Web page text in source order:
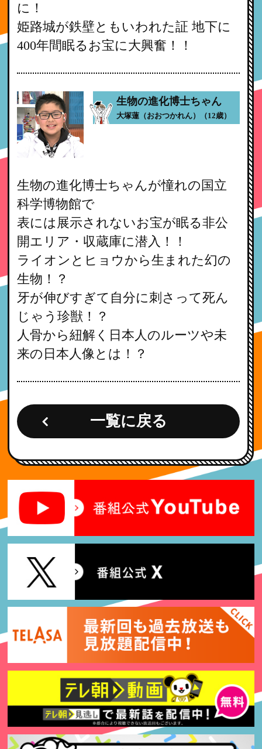
に！
姫路城が鉄壁ともいわれた証 地下に
400年間眠るお宝に大興奮！！
生物の進化博士ちゃん
大塚蓮（おおつかれん）（12歳）
生物の進化博士ちゃんが憧れの国立
科学博物館で
表には展示されないお宝が眠る非公
開エリア・収蔵庫に潜入！！
ライオンとヒョウから生まれた幻の
生物！？
牙が伸びすぎて自分に刺さって死ん
じゃう珍獣！？
人骨から紐解く日本人のルーツや未
来の日本人像とは！？
一覧に戻る